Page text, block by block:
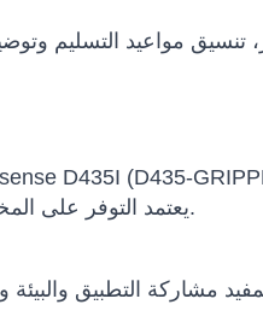
يعتمد التوفر على المخزون والتكوين وسياسة الشركة المصنعة وبلد الوجهة.